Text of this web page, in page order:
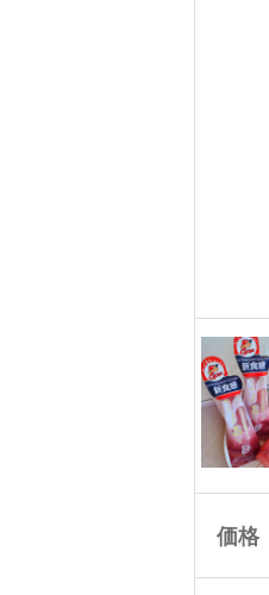
価格